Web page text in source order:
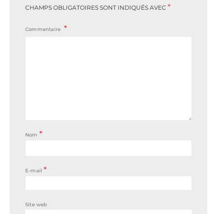
CHAMPS OBLIGATOIRES SONT INDIQUÉS AVEC *
Commentaire
Nom *
E-mail*
Site web